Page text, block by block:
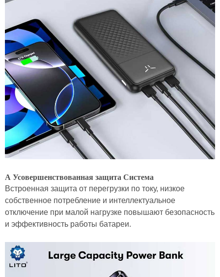
АУсовершенствованная защитаСистема
Встроенная защита от перегрузки по току, низкое
собственное потребление и интеллектуальное
отключение при малой нагрузке повышают безопасность
и эффективность работы батареи.